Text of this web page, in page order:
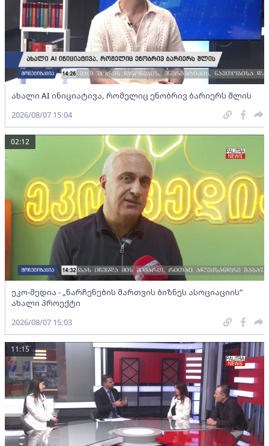
ახალი AI ინიციატივა, რომელიც ენობრივ ბარიერს შლის
2026/08/07 15:04
ეკო-მედია - „ნარჩენების მართვის ბიზნეს ასოციაციის”
ახალი პროექტი
02:12
2026/08/07 15:03
11:15